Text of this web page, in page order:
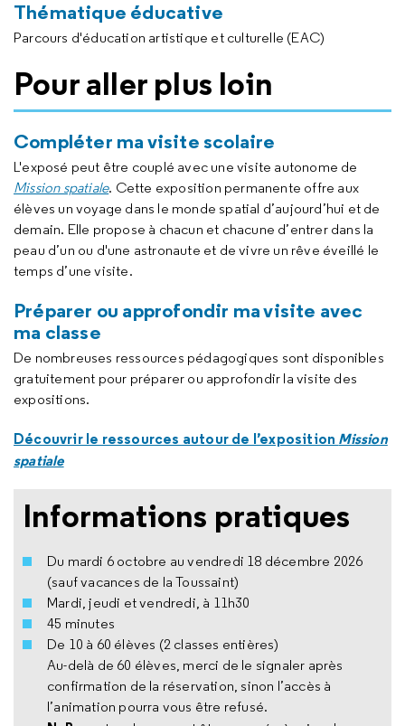
Thématique éducative
Parcours d'éducation artistique et culturelle (EAC)
Pour aller plus loin
Compléter ma visite scolaire
L'exposé peut être couplé avec une visite autonome de
Mission spatiale. Cette exposition permanente offre aux
élèves un voyage dans le monde spatial d’aujourd’hui et de
demain. Elle propose à chacun et chacune d’entrer dans la
peau d’un ou d'une astronaute et de vivre un rêve éveillé le
temps d’une visite.
Préparer ou approfondir ma visite avec
ma classe
De nombreuses ressources pédagogiques sont disponibles
gratuitement pour préparer ou approfondir la visite des
expositions.
Découvrir le ressources autour de l’exposition Mission
spatiale
Informations pratiques
Du mardi 6 octobre au vendredi 18 décembre 2026
(sauf vacances de la Toussaint)
Mardi, jeudi et vendredi, à 11h30
45 minutes
De 10 à 60 élèves (2 classes entières)
Au-delà de 60 élèves, merci de le signaler après
confirmation de la réservation, sinon l’accès à
l’animation pourra vous être refusé.